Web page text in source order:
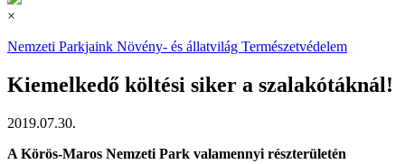
×
Nemzeti Parkjaink Növény- és állatvilág Természetvédelem
Kiemelkedő költési siker a szalakótáknál!
2019.07.30.
A Körös-Maros Nemzeti Park valamennyi részterületén